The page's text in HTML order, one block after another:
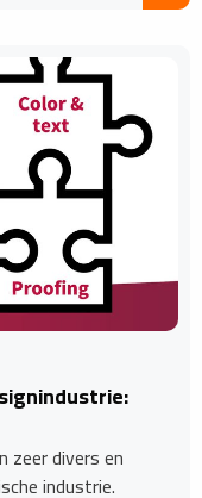
zeer divers en
industrie.